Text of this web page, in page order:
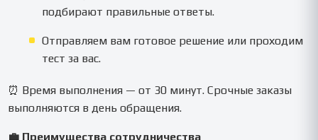
подбирают правильные ответы.
Отправляем вам готовое решение или проходим
тест за вас.
⏰ Время выполнения — от 30 минут. Срочные заказы
выполняются в день обращения.
💼 Преимущества сотрудничества